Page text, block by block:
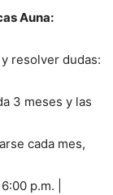
Auna:
resolver dudas:
3 meses y las
cada mes,
p.m. |